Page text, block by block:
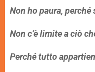
Non ho paura,
Non c’è limite a ciò
Perché tutto